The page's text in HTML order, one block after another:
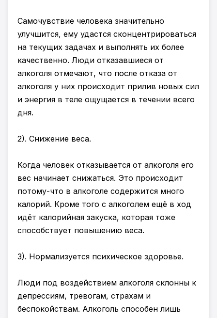
Самочувствие человека значительно
улучшится, ему удастся сконцентрироваться
на текущих задачах и выполнять их более
качественно. Люди отказавшиеся от
алкоголя отмечают, что после отказа от
алкоголя у них происходит прилив новых сил
и энергия в теле ощущается в течении всего
дня.
2). Снижение веса.
Когда человек отказывается от алкоголя его
вес начинает снижаться. Это происходит
потому-что в алкоголе содержится много
калорий. Кроме того с алкоголем ещё в ход
идёт калорийная закуска, которая тоже
способствует повышению веса.
3). Нормализуется психическое здоровье.
Люди под воздействием алкоголя склонны к
депрессиям, тревогам, страхам и
беспокойствам. Алкоголь способен лишь